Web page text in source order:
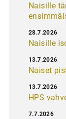
Naisille
Naisille
28.7.2026
Naiset
13.7.2026
HPS
13.7.2026
7.7.2026